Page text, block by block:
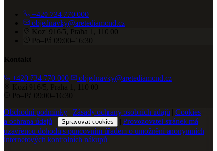
+420 734 770 000
objednavky@aretediamond.cz
Kozí 916/5, Praha 1, 110 00
Po–Pá 09:00–16:30
Kontakt
+420 734 770 000
objednavky@aretediamond.cz
Kozí 916/5, Praha 1, 110 00
Po–Pá 09:00–16:30
Obchodní podmínky | Zásady ochrany osobních údajů | Cookies
a ochrana údajů | Spravovat cookies | Provozovatel stránek má
uzavřenou dohodu s puncovním úřadem o umožnění anonymních
internetových kontrolních nákupů.